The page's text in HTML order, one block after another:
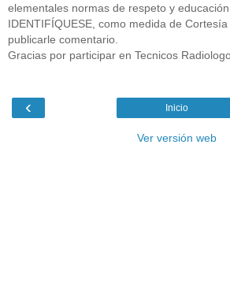
elementales normas de respeto y educación.
IDENTIFÍQUESE, como medida de Cortesía
publicarle comentario.
Gracias por participar en Tecnicos
‹ Inicio
Ver versión web